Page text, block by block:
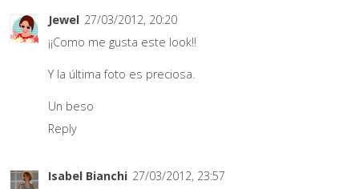
Jewel 27/03/2012, 20:20
¡¡Como me gusta este look!!
Y la última foto es preciosa.
Un beso
Reply
Isabel Bianchi 27/03/2012, 23:57